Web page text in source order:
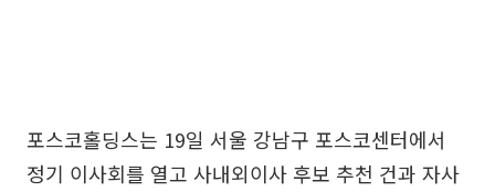
포스코홀딩스는 19일 서울 강남구 포스코센터에서
정기 이사회를 열고 사내외이사 후보 추천 건과 자사